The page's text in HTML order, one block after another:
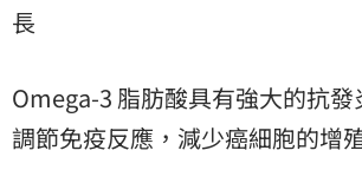
長
Omega-3 脂肪酸具有強大的抗
調節免疫反應，減少癌細胞的增